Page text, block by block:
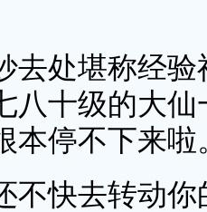
处堪称经验
八十级的大
本停不下来啦
快去转动你